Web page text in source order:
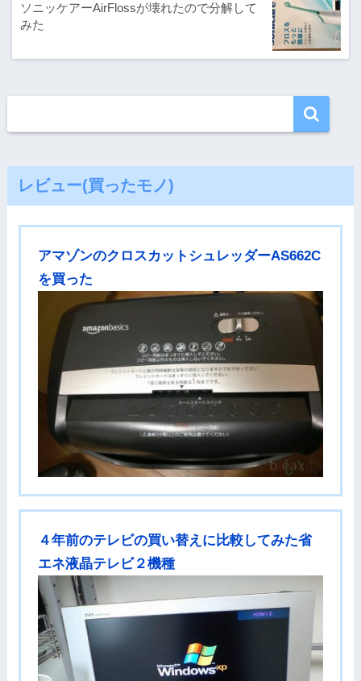
ソニッケアーAirFlossが壊れたので分解して
みた
レビュー(買ったモノ)
アマゾンのクロスカットシュレッダーAS662C
を買った
４年前のテレビの買い替えに比較してみた省
エネ液晶テレビ２機種